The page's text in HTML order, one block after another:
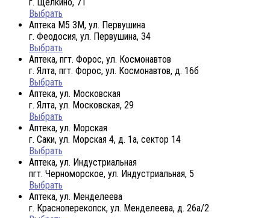
Выбрать
Аптека М5 3М, ул. Первушина
г. Феодосия, ул. Первушина, 34
Выбрать
Аптека, пгт. Форос, ул. Космонавтов
г. Ялта, пгт. Форос, ул. Космонавтов, д. 16б
Выбрать
Аптека, ул. Московская
г. Ялта, ул. Московская, 29
Выбрать
Аптека, ул. Морская
г. Саки, ул. Морская 4, д. 1а, сектор 14
Выбрать
Аптека, ул. Индустриальная
пгт. Черноморское, ул. Индустриальная, 5
Выбрать
Аптека, ул. Менделеева
г. Красноперекопск, ул. Менделеева, д. 26а/2